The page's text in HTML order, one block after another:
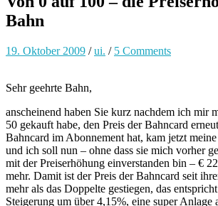
Bahn
19. Oktober 2009 /ui. / 5 Comments
Sehr geehrte Bahn,
anscheinend haben Sie kurz nachdem ich mir
50 gekauft habe, den Preis der Bahncard
Bahncard im Abonnement hat, kam jetzt
und ich soll nun – ohne dass sie mich vorher
mit der Preiserhöhung einverstanden bin – €
mehr. Damit ist der Preis der Bahncard seit
mehr als das Doppelte gestiegen, das
Steigerung um über 4,15%, eine super Anlage